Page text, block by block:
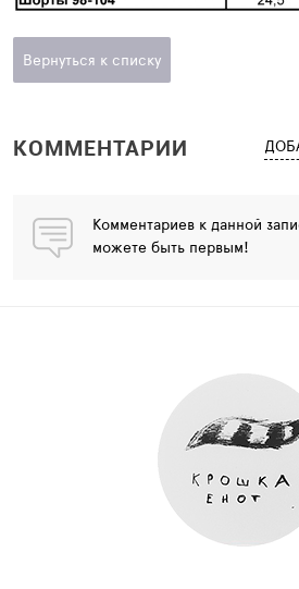
Вернуться к списку
КОММЕНТАРИИ
Комментариев к данной
можете быть первым!